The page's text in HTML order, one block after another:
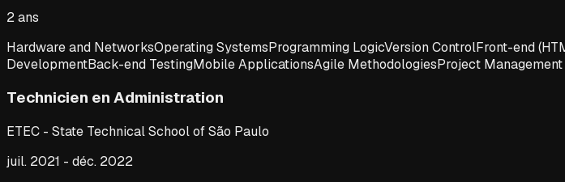
2 ans
Hardware and NetworksOperating SystemsProgramming LogicVersion ControlFront-end
DevelopmentBack-end TestingMobile ApplicationsAgile MethodologiesProject Management
Technicien en Administration
ETEC - State Technical School of São Paulo
juil. 2021 - déc. 2022